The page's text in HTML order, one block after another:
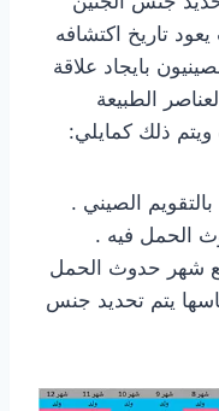
تاريخ اكتشافه
قام الصينيون بايجاد علاقة
الطبيعة
ويتم ذلك كمايلي:
الصيني .
الحمل فيه .
شهر حدوث الحمل
يتم تحديد جنس